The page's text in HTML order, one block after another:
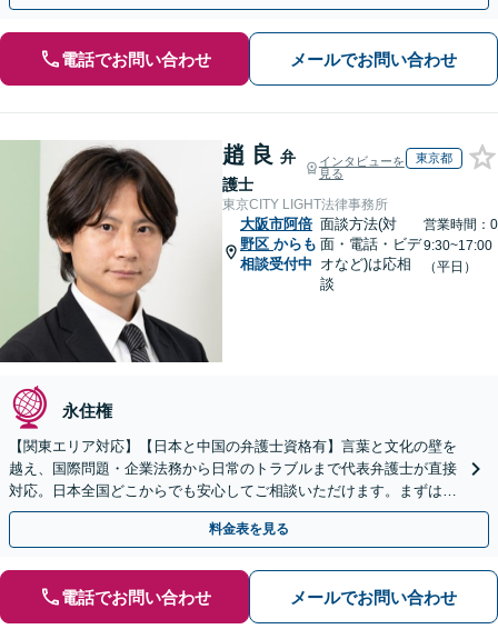
電話でお問い合わせ メールでお問い合わせ
趙 良 弁
護士
インタビューを
見る
東京都
東京CITY LIGHT法律事務所
大阪市阿倍
野区 からも
相談受付中
面談方法(対
面・電話・ビデ
オなど)は応相
談
営業時間：0
9:30~17:00
（平日）
永住権
【関東エリア対応】【日本と中国の弁護士資格有】言葉と文化の壁を
越え、国際問題・企業法務から日常のトラブルまで代表弁護士が直接
対応。日本全国どこからでも安心してご相談いただけます。まずは一
歩を踏み出してみませんか。【初回相談無料】
料金表を見る
電話でお問い合わせ メールでお問い合わせ